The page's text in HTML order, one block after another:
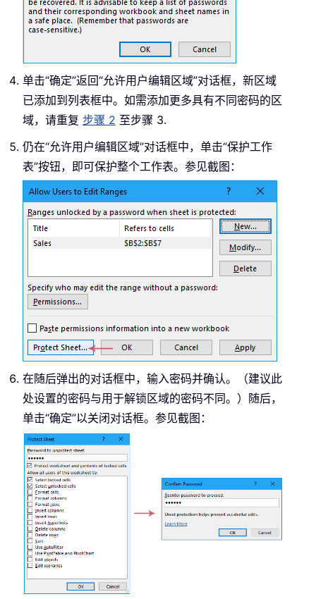
单击“确定”返回“允许用户编辑区域”对话框，新区域
已添加到列表框中。如需添加更多具有不同密码的区
域，请重复 步骤 2 至步骤 3.
仍在“允许用户编辑区域”对话框中，单击“保护工作
表”按钮，即可保护整个工作表。参见截图：
在随后弹出的对话框中，输入密码并确认。（建议此
处设置的密码与用于解锁区域的密码不同。）随后，
单击“确定”以关闭对话框。参见截图：